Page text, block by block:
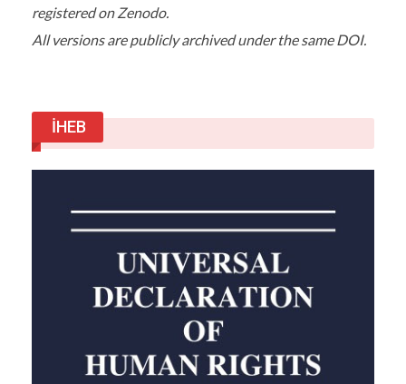
Detaylar
Haber Linki
registered on Zenodo.
All versions are publicly archived under the same DOI.
İHEB